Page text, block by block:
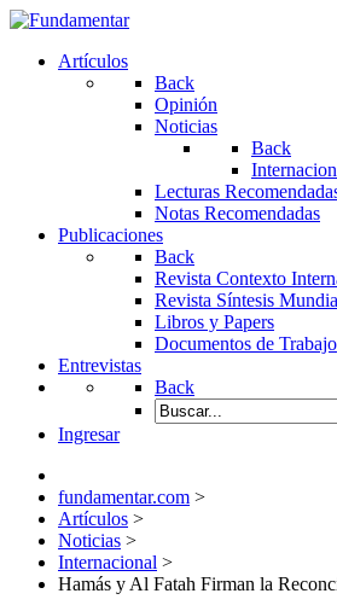
Artículos
Back
Opinión
Noticias
Back
Lecturas
Notas Recomendadas
Publicaciones
Back
Revista Contexto
Revista Síntesis
Libros y Papers
Documentos de Trabajo
Entrevistas
Back
Ingresar
fundamentar.com >
Artículos >
Noticias >
Internacional >
Hamás y Al Fatah Firman la